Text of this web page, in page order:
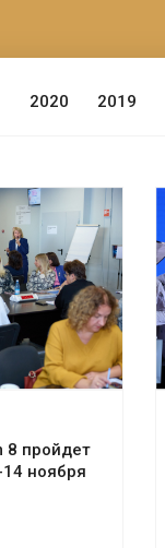
2020 2019
8 пройдет
ноября